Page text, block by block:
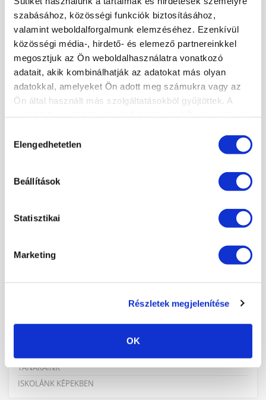
szabásához, közösségi funkciók biztosításához,
valamint weboldalforgalmunk elemzéséhez. Ezenkívül
közösségi média-, hirdető- és elemező partnereinkkel
megosztjuk az Ön weboldalhasználatra vonatkozó
adatait, akik kombinálhatják az adatokat más olyan
adatokkal, amelyeket Ön adott meg számukra vagy az
Ön által használt más szolgáltatásokból gyűjtöttek. A
kiválasztása
Elengedhetetlen
Beállítások
Statisztikai
Marketing
Részletek megjelenítése
OK
OKTATÁS IDŐTARTAMA
KOSÁR TARTALMA
KOSÁR JELENTKEZÉS
TANÁRAINK
ISKOLÁNK KÉPEKBEN